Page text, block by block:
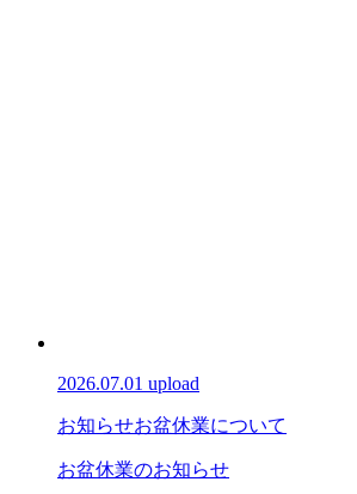
2026.07.01 upload
お知らせお盆休業について
お盆休業のお知らせ